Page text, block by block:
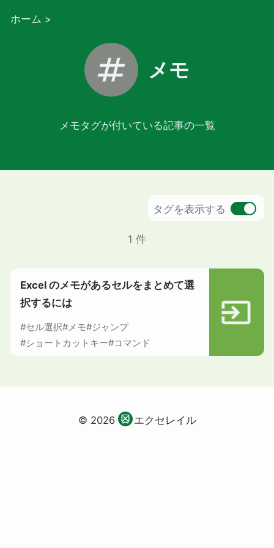
ホーム >
メモ
メモタグが付いている記事の一覧
タグを表示する
1 件
Excel のメモがあるセルをまとめて選
択するには
#セル選択#メモ#ジャンプ
#ショートカットキー#コマンド
© 2026 エクセレイル